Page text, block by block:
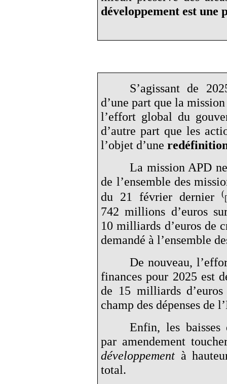
développement est une
S’agissant de
d’une part que la
l’effort global du
d’autre part que les
l’objet d’une
La mission APD
de l’ensemble des
du 21 février dernier(
742 millions d’euros
10 milliards d’euros de
demandé à l’ensemble
De nouveau,
finances pour 2025 est
de 15 milliards d’euros
champ des dépenses de
Enfin, les baisses
par amendement
développement à
total.